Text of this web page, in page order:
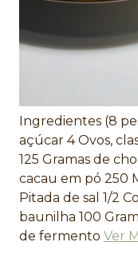
Ingredientes (8
açúcar 4 Ovos,
125 Gramas de
cacau em pó 250
Pitada de sal 1/2
baunilha 100
de fermento Ver